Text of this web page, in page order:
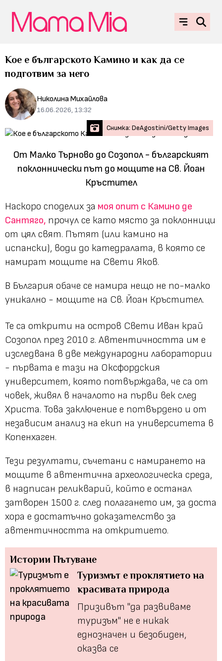
Кое е българското Камино и как да се
подготвим за него
Николина Михайлова
16.06.2026, 13:32
Снимка: DeAgostini/Getty Images
От Малко Търново до Созопол - българският
поклоннически път до мощите на Св. Йоан
Кръстител
Наскоро споделих за моя опит с Камино де
Сантяго, прочул се като място за поклонници
от цял свят. Пътят (или камино на
испански), води до катедралата, в която се
намират мощите на Свети Яков.
В България обаче се намира нещо не по-малко
уникално - мощите на Св. Йоан Кръстител.
Те са открити на остров Свети Иван край
Созопол през 2010 г. Автентичността им е
изследвана в две международни лаборатории
- първата е тази на Оксфордския
университет, която потвърждава, че са от
човек, живял в началото на първи век след
Христа. Това заключение е потвърдено и от
независим анализ на екип на университета в
Копенхаген.
Тези резултати, съчетани с намирането на
мощите в автентична археологическа среда,
в надписан реликварий, който е останал
затворен 1500 г. след полагането им, за доста
хора е достатъчно доказателство за
автентичността на откритието.
Истории Пътуване
Туризмът е проклятието на
красивата природа
Призивът "да развиваме
туризъм" не е никак
еднозначен и безобиден,
оказва се